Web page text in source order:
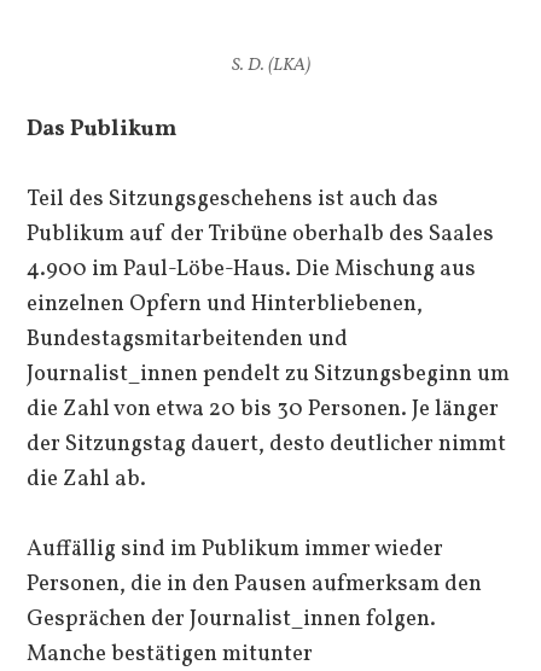
S. D. (LKA)
Das Publikum
Teil des Sitzungsgeschehens ist auch das
Publikum auf der Tribüne oberhalb des Saales
4.900 im Paul-Löbe-Haus. Die Mischung aus
einzelnen Opfern und Hinterbliebenen,
Bundestagsmitarbeitenden und
Journalist_innen pendelt zu Sitzungsbeginn um
die Zahl von etwa 20 bis 30 Personen. Je länger
der Sitzungstag dauert, desto deutlicher nimmt
die Zahl ab.
Auffällig sind im Publikum immer wieder
Personen, die in den Pausen aufmerksam den
Gesprächen der Journalist_innen folgen.
Manche bestätigen mitunter